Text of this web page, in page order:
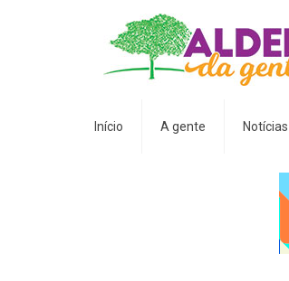
Início A gente Notícias